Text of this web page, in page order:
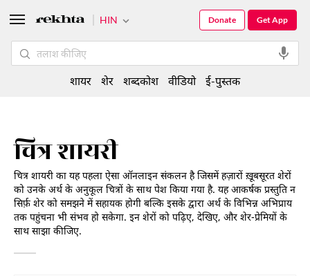
चित्र शायरी
चित्र शायरी का यह पहला ऐसा ऑनलाइन संकलन है जिसमें हज़ारों ख़ूबसूरत शेरों
को उनके अर्थ के अनुकूल चित्रों के साथ पेश किया गया है. यह आकर्षक प्रस्तुति न
सिर्फ़ शेर को समझने में सहायक होगी बल्कि इसके द्वारा अर्थ के विभिन्न अभिप्राय
तक पहुंचना भी संभव हो सकेगा. इन शेरों को पढ़िए, देखिए, और शेर-प्रेमियों के
साथ साझा कीजिए.
HIN Get App
Donate
शायर शेर शब्दकोश वीडियो ई-पुस्तक